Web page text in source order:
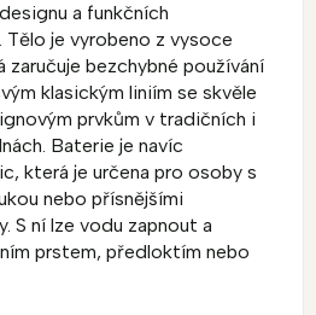
a funkčních
je vyrobeno z vysoce
bezchybné používání
klasickým liniím se skvěle
prvkům v tradičních i
Baterie je navíc
která je určena pro osoby s
nebo přísnějšími
S ní lze vodu zapnout a
prstem, předloktím nebo